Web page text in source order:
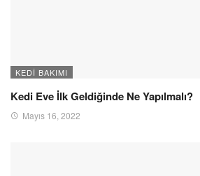
KEDI BAKIMI
Kedi Eve İlk Geldiğinde Ne Yapılmalı?
Mayıs 16, 2022